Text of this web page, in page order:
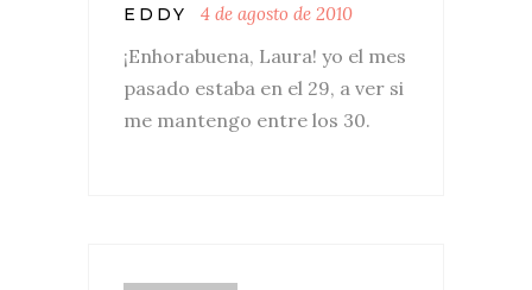
EDDY 4 de agosto de 2010
¡Enhorabuena, Laura! yo el mes
pasado estaba en el 29, a ver si
me mantengo entre los 30.